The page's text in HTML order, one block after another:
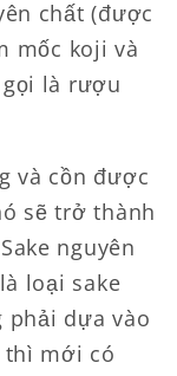
chất (được
mốc koji và
là rượu
và cồn được
sẽ trở thành
nguyên
loại sake
phải dựa vào
thì mới có